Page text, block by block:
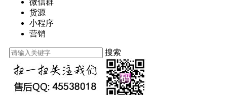
微信群
货源
小程序
营销
搜索